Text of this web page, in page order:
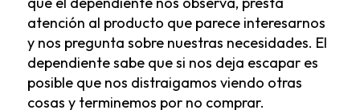
atención al producto que parece interesarnos
y nos pregunta sobre nuestras necesidades. El
dependiente sabe que si nos deja escapar es
posible que nos distraigamos viendo otras
cosas y terminemos por no comprar.